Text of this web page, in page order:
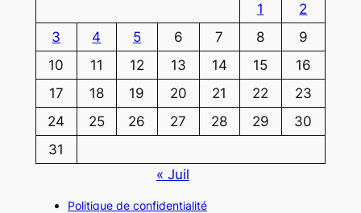
1
2
3
4 5 6 7 8
9
10
11 12 13 14 15
16
17
18 19 20 21 22
23
24
25 26 27 28 29
30
31
« Juil
Politique de confidentialité